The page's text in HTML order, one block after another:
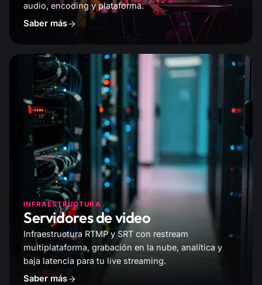
audio, encoding y plataforma.
Saber más
INFRAESTRUCTURA
Servidores de video
Infraestructura RTMP y SRT con restream
multiplataforma, grabación en la nube, analítica y
baja latencia para tu live streaming.
Saber más